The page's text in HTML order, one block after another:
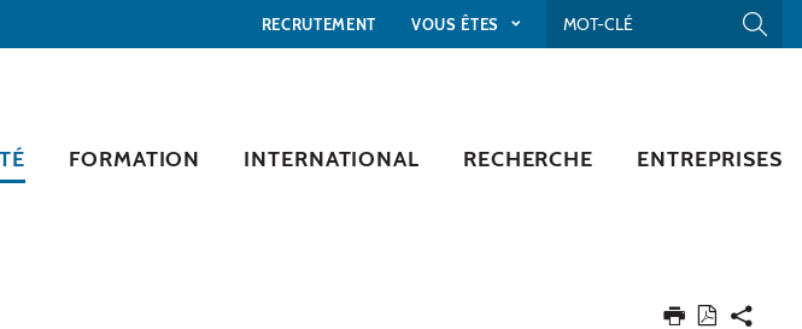
RECRUTEMENT VOUS ÊTES
FORMATION INTERNATIONAL RECHERCHE ENTREPRISES